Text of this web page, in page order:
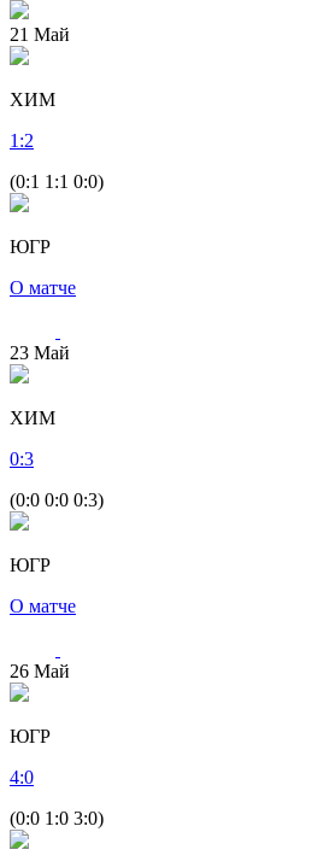
21 Май
ХИМ
1 :2
(0:1 1:1 0:0)
ЮГР
О матче
23 Май
ХИМ
0:3
(0:0 0:0 0:3)
ЮГР
О матче
26 Май
ЮГР
4:0
(0:0 1:0 3:0)